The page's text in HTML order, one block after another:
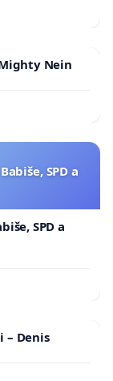
Nein
SPD a
SPD a
Denis